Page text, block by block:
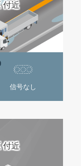
付近
信号なし
付近